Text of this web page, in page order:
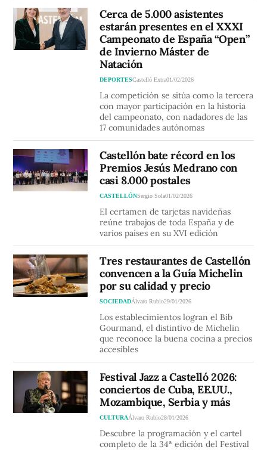
Cerca de 5.000 asistentes
estarán presentes en el XXXI
Campeonato de España “Open”
de Invierno Máster de
Natación
DEPORTESCastelló Extra01/02/2026
La competición se sitúa como la tercera
con mayor participación en la historia
del campeonato, con nadadores de las
17 comunidades autónomas
Castellón bate récord en los
Premios Jesús Medrano con
casi 8.000 postales
CASTELLÓNSergio Sola01/02/2026
El certamen de tarjetas navideñas
reúne trabajos de toda España y de
varios países en su XVI edición
Tres restaurantes de Castellón
convencen a la Guía Michelin
por su calidad y precio
SOCIEDADÁlvaro Rubio29/01/2026
Los establecimientos logran el Bib
Gourmand, el distintivo de Michelin
que reconoce la buena cocina a precios
accesibles
Festival Jazz a Castelló 2026:
conciertos de Cuba, EE.UU.,
Mozambique, Serbia y más
CULTURAÁlvaro Rubio28/01/2026
Descubre la programación y el cartel
completo de la 34ª edición del Festival